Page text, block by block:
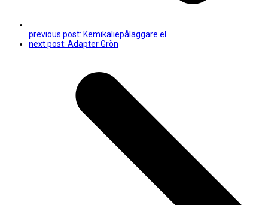
previous post: Kemikaliepåläggare el
next post: Adapter Grön